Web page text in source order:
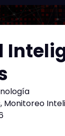
, Monitoreo